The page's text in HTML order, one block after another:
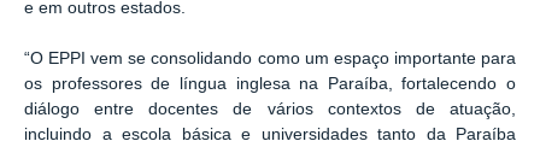
e em outros estados.
“O EPPI vem se consolidando como um espaço importante para
os professores de língua inglesa na Paraíba, fortalecendo o
diálogo entre docentes de vários contextos de atuação,
incluindo a escola básica e universidades tanto da Paraíba